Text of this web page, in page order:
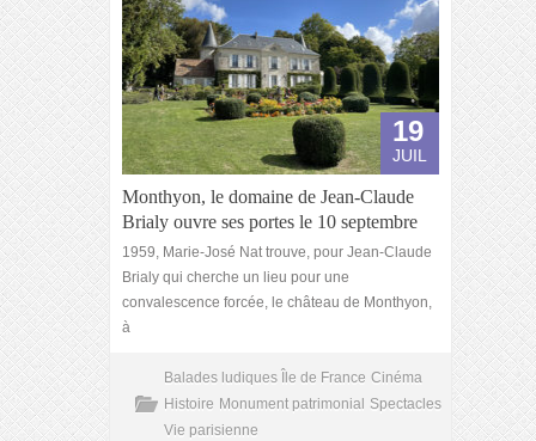
19
JUIL
Monthyon, le domaine de Jean-Claude
Brialy ouvre ses portes le 10 septembre
1959, Marie-José Nat trouve, pour Jean-Claude
Brialy qui cherche un lieu pour une
convalescence forcée, le château de Monthyon,
à
Balades ludiques Île de France Cinéma
Histoire Monument patrimonial Spectacles
Vie parisienne